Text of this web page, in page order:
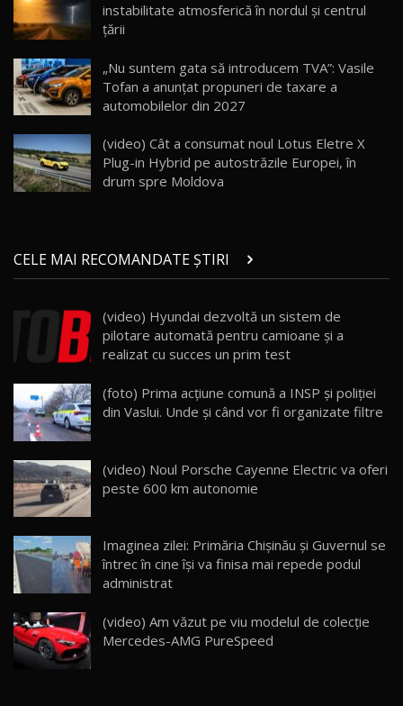
30:08
Noul Geely EX5 EM-i care a cucerit Moldova
AutoBlog.MD
23:36
20
Noul ZEEKR 7X / Test Drive AutoBlog.MD
29:08
21
AutoBlog.MD
16:59
Noua Mazda 6e / Test Drive AutoBlog.MD
26:59
23
Lynk & Co 01 / Test Drive AutoBlog.MD
25:19
Van Electric Testat în Moldova / AutoBlog.MD
26:38
25
mai Exclusiv și Puternic Defender Testat în
Moldova
32:21
26
AutoBlog.MD
10:57
instabilitate atmosferică în nordul și centrul
țării
„Nu suntem gata să introducem TVA”: Vasile
Tofan a anunțat propuneri de taxare a
automobilelor din 2027
(video) Cât a consumat noul Lotus Eletre X
Plug-in Hybrid pe autostrăzile Europei, în
drum spre Moldova
CELE MAI RECOMANDATE ȘTIRI
(video) Hyundai dezvoltă un sistem de
pilotare automată pentru camioane şi a
realizat cu succes un prim test
(foto) Prima acțiune comună a INSP și poliției
din Vaslui. Unde și când vor fi organizate filtre
(video) Noul Porsche Cayenne Electric va oferi
peste 600 km autonomie
Imaginea zilei: Primăria Chișinău și Guvernul se
întrec în cine își va finisa mai repede podul
administrat
(video) Am văzut pe viu modelul de colecție
Mercedes-AMG PureSpeed